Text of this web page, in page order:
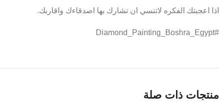
اذا اعجبتك الفكره لاتنسي ان تشارك بها اصدقاءك واقاربك.
#Diamond_Painting_Boshra_Egypt
منتجات ذات صلة